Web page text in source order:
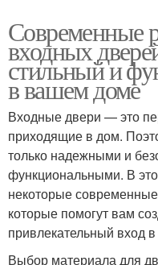
Современные
входных
стильный и
в вашем доме
Входные двери — это
приходящие в дом.
только надежными и
функциональными. В
некоторые
которые помогут вам
привлекательный вход
Выбор материала для